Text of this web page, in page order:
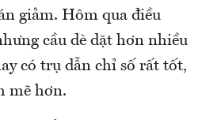
giảm. Hôm qua điều
cầu dè dặt hơn nhiều
có trụ dẫn chỉ số rất tốt,
mẽ hơn.